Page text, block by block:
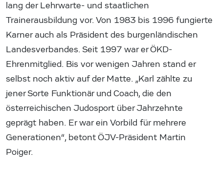
lang der Lehrwarte- und staatlichen
Trainerausbildung vor. Von 1983 bis 1996 fungierte
Karner auch als Präsident des burgenländischen
Landesverbandes. Seit 1997 war er ÖKD-
Ehrenmitglied. Bis vor wenigen Jahren stand er
selbst noch aktiv auf der Matte. „Karl zählte zu
jener Sorte Funktionär und Coach, die den
österreichischen Judosport über Jahrzehnte
geprägt haben. Er war ein Vorbild für mehrere
Generationen“, betont ÖJV-Präsident Martin
Poiger.